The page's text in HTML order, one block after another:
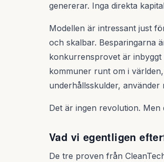
genererar. Inga direkta
Modellen är intressant just
och skalbar. Besparingarna
konkurrensprovet är
kommuner runt om i
underhållsskulder, använder
Det är ingen revolution.
Vad vi egentligen
De tre proven från